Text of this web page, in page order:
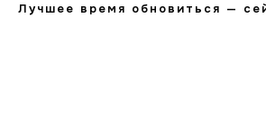
Лучшее время обновиться —